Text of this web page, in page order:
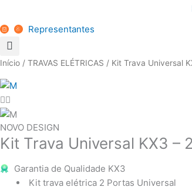
Representantes
Início / TRAVAS ELÉTRICAS / Kit Trava Universal
NOVO DESIGN
Kit Trava Universal KX3 –
Garantia de Qualidade KX3
Kit trava elétrica 2 Portas Universal